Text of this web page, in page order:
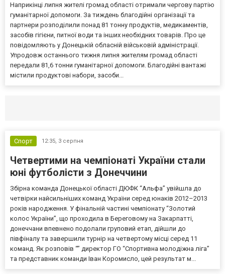
Наприкінці липня жителі громад області отримали чергову партію
гуманітарної допомоги. За тиждень благодійні організації та
партнери розподілили понад 81 тонну продуктів, медикаментів,
засобів гігієни, питної води та інших необхідних товарів. Про це
повідомляють у Донецькій обласній військовій адміністрації.
Упродовж останнього тижня липня жителям громад області
передали 81,6 тонни гуманітарної допомоги. Благодійні вантажі
містили продуктові набори, засоби...
Спорт 12:35, 3 серпня
Четвертими на чемпіонаті України стали
юні футболісти з Донеччини
Збірна команда Донецької області ДЮФК “Альфа” увійшла до
четвірки найсильніших команд України серед юнаків 2012–2013
років народження. У фінальній частині чемпіонату “Золотий
колос України”, що проходила в Береговому на Закарпатті,
донеччани впевнено подолали груповий етап, дійшли до
півфіналу та завершили турнір на четвертому місці серед 11
команд. Як розповів “” директор ГО “Спортивна молодіжна ліга”
та представник команди Іван Коромисло, цей результат м...